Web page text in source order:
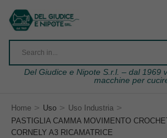
Del Giudice e Nipote S.r.l. – dal 1969
macchine per
Home > Uso > Uso Industria >
PASTIGLIA CAMMA MOVIMENTO
CORNELY A3 RICAMATRICE